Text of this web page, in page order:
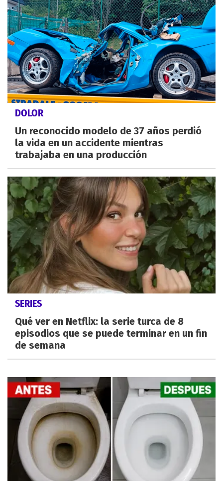
DOLOR
Un reconocido modelo de 37 años perdió
la vida en un accidente mientras
trabajaba en una producción
SERIES
Qué ver en Netflix: la serie turca de 8
episodios que se puede terminar en un fin
de semana